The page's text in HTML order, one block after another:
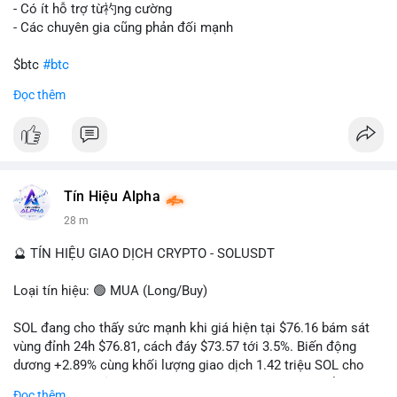
gây sốc thanh khoản tức thời, nhưng vẫn đủ sức tạo biến động
tâm lý ngắn hạn nếu hướng đến sàn tập trung.
Lời khuyên cho nhà đầu tư nhỏ lẻ:
hướng đi của dòng tiền. Tránh hành động theo cảm xúc, ưu
rõ ràng về đích đến của số BTC này.
#dongtienlon
- Có ít hỗ trợ từ礿ng cường
- Các chuyên gia cũng phản đối mạnh
$btc #btc
#vlikevn
📰 Nguồn: CoinDesk
Đọc thêm
Tín Hiệu Alpha
28 m
🔮 TÍN HIỆU GIAO DỊCH CRYPTO - SOLUSDT
Loại tín hiệu: 🟢 MUA (Long/Buy)
SOL đang cho thấy sức mạnh khi giá hiện tại $76.16 bám sát
vùng đỉnh 24h $76.81, cách đáy $73.57 tới 3.5%. Biến động
dương +2.89% cùng khối lượng giao dịch 1.42 triệu SOL cho